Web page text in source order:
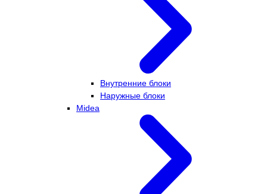
Внутренние блоки
Наружные блоки
Midea